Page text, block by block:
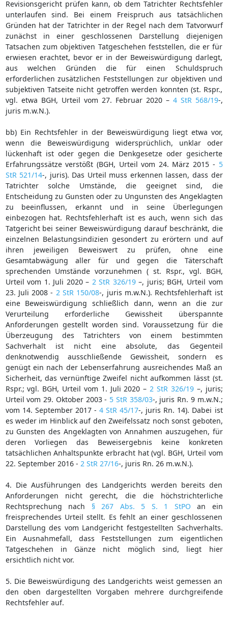
Revisionsgericht prüfen kann, ob dem Tatrichter Rechtsfehler
unterlaufen sind. Bei einem Freispruch aus tatsächlichen
Gründen hat der Tatrichter in der Regel nach dem Tatvorwurf
zunächst in einer geschlossenen Darstellung diejenigen
Tatsachen zum objektiven Tatgeschehen feststellen, die er für
erwiesen erachtet, bevor er in der Beweiswürdigung darlegt,
aus welchen Gründen die für einen Schuldspruch
erforderlichen zusätzlichen Feststellungen zur objektiven und
subjektiven Tatseite nicht getroffen werden konnten (st. Rspr.,
vgl. etwa BGH, Urteil vom 27. Februar 2020 – 4 StR 568/19-,
juris m.w.N.).
bb) Ein Rechtsfehler in der Beweiswürdigung liegt etwa vor,
wenn die Beweiswürdigung widersprüchlich, unklar oder
lückenhaft ist oder gegen die Denkgesetze oder gesicherte
Erfahrungssätze verstößt (BGH, Urteil vom 24. März 2015 - 5
StR 521/14-, juris). Das Urteil muss erkennen lassen, dass der
Tatrichter solche Umstände, die geeignet sind, die
Entscheidung zu Gunsten oder zu Ungunsten des Angeklagten
zu beeinflussen, erkannt und in seine Überlegungen
einbezogen hat. Rechtsfehlerhaft ist es auch, wenn sich das
Tatgericht bei seiner Beweiswürdigung darauf beschränkt, die
einzelnen Belastungsindizien gesondert zu erörtern und auf
ihren jeweiligen Beweiswert zu prüfen, ohne eine
Gesamtabwägung aller für und gegen die Täterschaft
sprechenden Umstände vorzunehmen ( st. Rspr., vgl. BGH,
Urteil vom 1. Juli 2020 – 2 StR 326/19–, juris; BGH, Urteil vom
23. Juli 2008 - 2 StR 150/08-, juris m.w.N.). Rechtsfehlerhaft ist
eine Beweiswürdigung schließlich dann, wenn an die zur
Verurteilung erforderliche Gewissheit überspannte
Anforderungen gestellt worden sind. Voraussetzung für die
Überzeugung des Tatrichters von einem bestimmten
Sachverhalt ist nicht eine absolute, das Gegenteil
denknotwendig ausschließende Gewissheit, sondern es
genügt ein nach der Lebenserfahrung ausreichendes Maß an
Sicherheit, das vernünftige Zweifel nicht aufkommen lässt (st.
Rspr.; vgl. BGH, Urteil vom 1. Juli 2020 – 2 StR 326/19–, juris;
Urteil vom 29. Oktober 2003 - 5 StR 358/03-, juris Rn. 9 m.w.N.;
vom 14. September 2017 - 4 StR 45/17-, juris Rn. 14). Dabei ist
es weder im Hinblick auf den Zweifelssatz noch sonst geboten,
zu Gunsten des Angeklagten von Annahmen auszugehen, für
deren Vorliegen das Beweisergebnis keine konkreten
tatsächlichen Anhaltspunkte erbracht hat (vgl. BGH, Urteil vom
22. September 2016 - 2 StR 27/16-, juris Rn. 26 m.w.N.).
4. Die Ausführungen des Landgerichts werden bereits den
Anforderungen nicht gerecht, die die höchstrichterliche
Rechtsprechung nach § 267 Abs. 5 S. 1 StPO an ein
freisprechendes Urteil stellt. Es fehlt an einer geschlossenen
Darstellung des vom Landgericht festgestellten Sachverhalts.
Ein Ausnahmefall, dass Feststellungen zum eigentlichen
Tatgeschehen in Gänze nicht möglich sind, liegt hier
ersichtlich nicht vor.
5. Die Beweiswürdigung des Landgerichts weist gemessen an
den oben dargestellten Vorgaben mehrere durchgreifende
Rechtsfehler auf.